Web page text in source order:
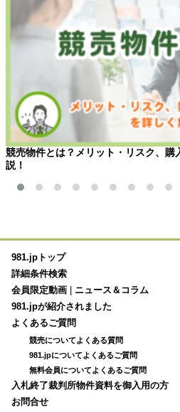
競売物件とは？メリット・リスク、購
説！
981.jpトップ
詳細条件検索
会員限定動画
ニュース＆コラム
981.jpが紹介されました
よくあるご質問
競売についてよくある質問
981.jpについてよくあるご質問
無料会員についてよくあるご質問
入札終了裁判所物件資料を御入用の方
お問合せ